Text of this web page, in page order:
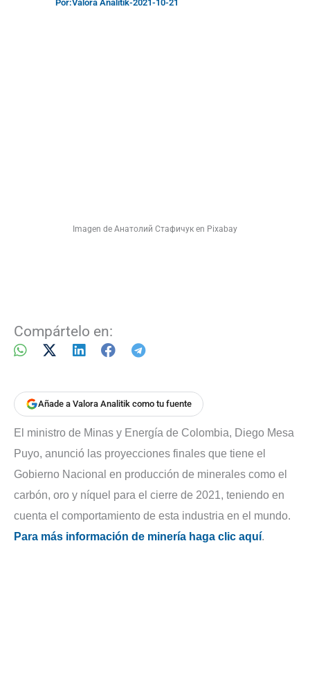
Por:Valora Analitik-2021-10-21
Imagen de Анатолий Стафичук en Pixabay
Compártelo en:
Añade a Valora Analitik como tu fuente
El ministro de Minas y Energía de Colombia, Diego Mesa
Puyo, anunció las proyecciones finales que tiene el
Gobierno Nacional en producción de minerales como el
carbón, oro y níquel para el cierre de 2021, teniendo en
cuenta el comportamiento de esta industria en el mundo.
Para más información de minería haga clic aquí.